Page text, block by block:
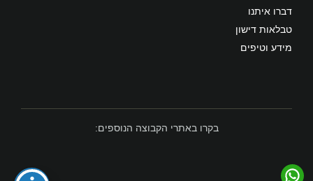
דברו איתנו
טבלאות דישון
מידע וטיפים
בקרו באתרי הקבוצה הנוספים: